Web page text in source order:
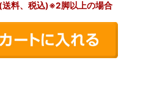
(送料、税込)※2脚以上の場合